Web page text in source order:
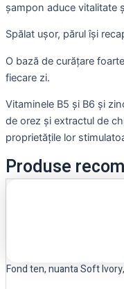
șampon aduce vitalitate
Spălat ușor, părul își
O bază de curățare
fiecare zi.
Vitaminele B5 și B6 și
de orez și extractul de
proprietățile lor
Produse
Fond ten, nuanta Soft Ivory,